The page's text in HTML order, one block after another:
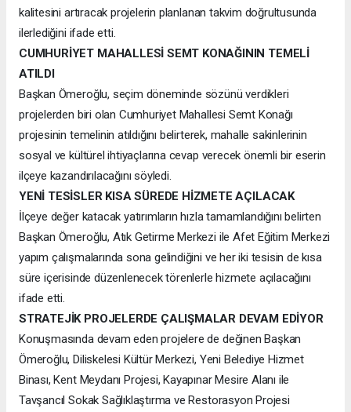
kalitesini artıracak projelerin planlanan takvim doğrultusunda
ilerlediğini ifade etti.
CUMHURİYET MAHALLESİ SEMT KONAĞININ TEMELİ
ATILDI
Başkan Ömeroğlu, seçim döneminde sözünü verdikleri
projelerden biri olan Cumhuriyet Mahallesi Semt Konağı
projesinin temelinin atıldığını belirterek, mahalle sakinlerinin
sosyal ve kültürel ihtiyaçlarına cevap verecek önemli bir eserin
ilçeye kazandırılacağını söyledi.
YENİ TESİSLER KISA SÜREDE HİZMETE AÇILACAK
İlçeye değer katacak yatırımların hızla tamamlandığını belirten
Başkan Ömeroğlu, Atık Getirme Merkezi ile Afet Eğitim Merkezi
yapım çalışmalarında sona gelindiğini ve her iki tesisin de kısa
süre içerisinde düzenlenecek törenlerle hizmete açılacağını
ifade etti.
STRATEJİK PROJELERDE ÇALIŞMALAR DEVAM EDİYOR
Konuşmasında devam eden projelere de değinen Başkan
Ömeroğlu, Diliskelesi Kültür Merkezi, Yeni Belediye Hizmet
Binası, Kent Meydanı Projesi, Kayapınar Mesire Alanı ile
Tavşancıl Sokak Sağlıklaştırma ve Restorasyon Projesi